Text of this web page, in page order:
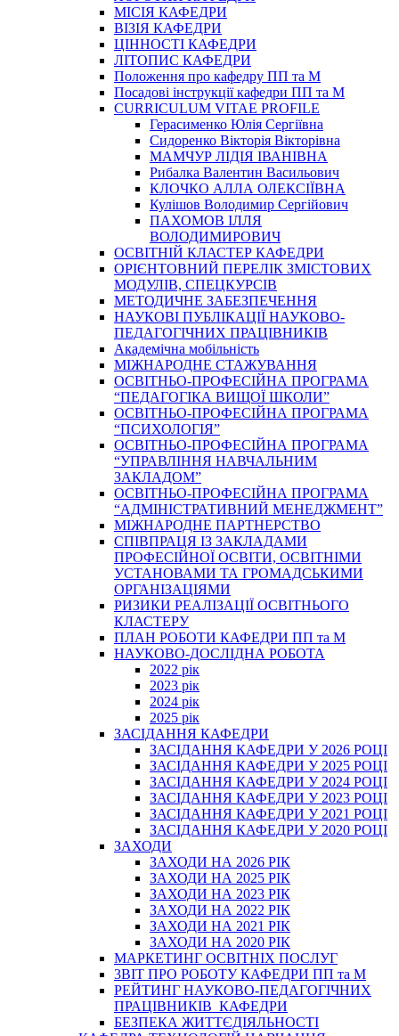
МІСІЯ КАФЕДРИ
ВІЗІЯ КАФЕДРИ
ЦІННОСТІ КАФЕДРИ
ЛІТОПИС КАФЕДРИ
Положення про кафедру ПП та М
Посадові інструкції кафедри ПП та М
CURRICULUM VITAE PROFILE
Герасименко Юлія Сергіївна
Сидоренко Вікторія Вікторівна
МАМЧУР ЛІДІЯ ІВАНІВНА
Рибалка Валентин Васильович
КЛОЧКО АЛЛА ОЛЕКСІЇВНА
Кулішов Володимир Сергійович
ПАХОМОВ ІЛЛЯ
ВОЛОДИМИРОВИЧ
ОСВІТНІЙ КЛАСТЕР КАФЕДРИ
ОРІЄНТОВНИЙ ПЕРЕЛІК ЗМІСТОВИХ
МОДУЛІВ, СПЕЦКУРСІВ
МЕТОДИЧНЕ ЗАБЕЗПЕЧЕННЯ
НАУКОВІ ПУБЛІКАЦІЇ НАУКОВО-
ПЕДАГОГІЧНИХ ПРАЦІВНИКІВ
Академічна мобільність
МІЖНАРОДНЕ СТАЖУВАННЯ
ОСВІТНЬО-ПРОФЕСІЙНА ПРОГРАМА
“ПЕДАГОГІКА ВИЩОЇ ШКОЛИ”
ОСВІТНЬО-ПРОФЕСІЙНА ПРОГРАМА
“ПСИХОЛОГІЯ”
ОСВІТНЬО-ПРОФЕСІЙНА ПРОГРАМА
“УПРАВЛІННЯ НАВЧАЛЬНИМ
ЗАКЛАДОМ”
ОСВІТНЬО-ПРОФЕСІЙНА ПРОГРАМА
“АДМІНІСТРАТИВНИЙ МЕНЕДЖМЕНТ”
МІЖНАРОДНЕ ПАРТНЕРСТВО
СПІВПРАЦЯ ІЗ ЗАКЛАДАМИ
ПРОФЕСІЙНОЇ ОСВІТИ, ОСВІТНІМИ
УСТАНОВАМИ ТА ГРОМАДСЬКИМИ
ОРГАНІЗАЦІЯМИ
РИЗИКИ РЕАЛІЗАЦІЇ ОСВІТНЬОГО
КЛАСТЕРУ
ПЛАН РОБОТИ КАФЕДРИ ПП та М
НАУКОВО-ДОСЛІДНА РОБОТА
2022 рік
2023 рік
2024 рік
2025 рік
ЗАСІДАННЯ КАФЕДРИ
ЗАСІДАННЯ КАФЕДРИ У 2026 РОЦІ
ЗАСІДАННЯ КАФЕДРИ У 2025 РОЦІ
ЗАСІДАННЯ КАФЕДРИ У 2024 РОЦІ
ЗАСІДАННЯ КАФЕДРИ У 2023 РОЦІ
ЗАСІДАННЯ КАФЕДРИ У 2021 РОЦІ
ЗАСІДАННЯ КАФЕДРИ У 2020 РОЦІ
ЗАХОДИ
ЗАХОДИ НА 2026 РІК
ЗАХОДИ НА 2025 РІК
ЗАХОДИ НА 2023 РІК
ЗАХОДИ НА 2022 РІК
ЗАХОДИ НА 2021 РІК
ЗАХОДИ НА 2020 РІК
МАРКЕТИНГ ОСВІТНІХ ПОСЛУГ
3BIT ПРО РОБОТУ КАФЕДРИ ПП та М
РЕЙТИНГ НАУКОВО-ПЕДАГОГІЧНИХ
ПРАЦІВНИКІВ КАФЕДРИ
БЕЗПЕКА ЖИТТЄДІЯЛЬНОСТІ